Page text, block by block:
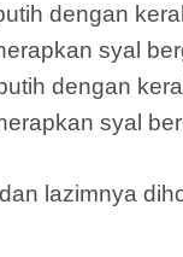
dengan
syal
dengan
syal
lazimnya